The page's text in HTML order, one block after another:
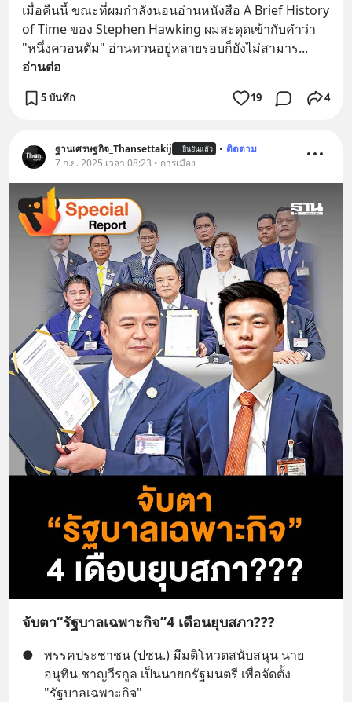
เมื่อคืนนี้ ขณะที่ผมกำลังนอนอ่านหนังสือ A Brief History
of Time ของ Stephen Hawking ผมสะดุดเข้ากับคำว่า
"หนึ่งควอนตัม" อ่านทวนอยู่หลายรอบก็ยังไม่สามาร
อ่านต่อ
5 บันทึก 19 4
ฐานเศรษฐกิจ_Thansettakij ยืนยันแล้ว • ติดตาม
7 ก.ย. 2025 เวลา 08:23 • การเมือง
จับตา“รัฐบาลเฉพาะกิจ”4 เดือนยุบสภา???
●
พรรคประชาชน (ปชน.) มีมติโหวตสนับสนุน นาย
อนุทิน ชาญวีรกูล เป็นนายกรัฐมนตรี เพื่อจัดตั้ง
"รัฐบาลเฉพาะกิจ"